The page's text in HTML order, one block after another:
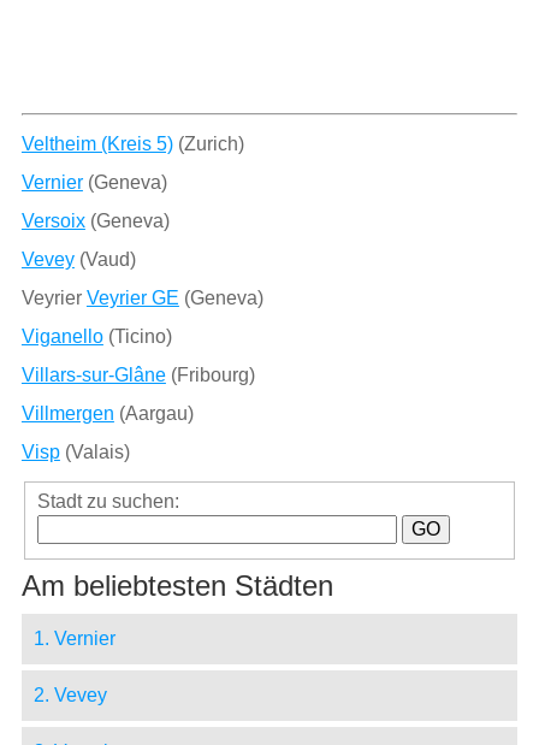
Veltheim (Kreis 5)(Zurich)
Vernier(Geneva)
Versoix(Geneva)
Vevey(Vaud)
Veyrier Veyrier GE (Geneva)
Viganello(Ticino)
Villars-sur-Glâne(Fribourg)
Villmergen (Aargau)
Visp(Valais)
Stadt zu suchen:
Am beliebtesten Städten
1. Vernier
2. Vevey